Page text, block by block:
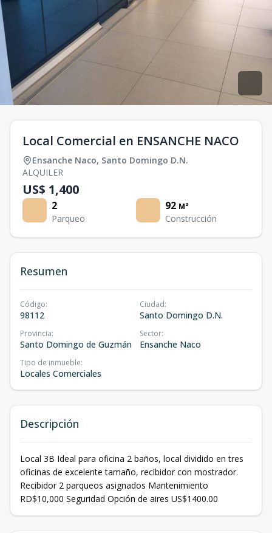
Local Comercial en ENSANCHE NACO
Ensanche Naco, Santo Domingo D.N.
ALQUILER
US$ 1,400
2
Parqueo
92 M²
Construcción
Resumen
Código:
98112
Ciudad:
Santo Domingo D.N.
Provincia:
Santo Domingo de Guzmán
Sector:
Ensanche Naco
Tipo de inmueble:
Locales Comerciales
Descripción
Local 3B Ideal para oficina 2 baños, local dividido en tres
oficinas de excelente tamaño, recibidor con mostrador.
Recibidor 2 parqueos asignados Mantenimiento
RD$10,000 Seguridad Opción de aires US$1400.00